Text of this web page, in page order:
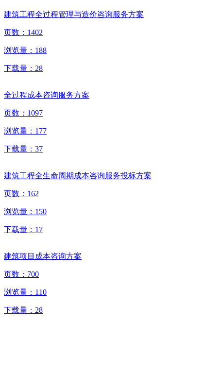
建筑工程全过程管理与造价咨询服务方案
页数： 1402
浏览量： 188
下载量： 28
全过程成本咨询服务方案
页数： 1097
浏览量： 177
下载量： 37
建筑工程全生命周期成本咨询服务投标方案
页数： 162
浏览量： 150
下载量： 17
建筑项目成本咨询方案
页数： 700
浏览量： 110
下载量： 28